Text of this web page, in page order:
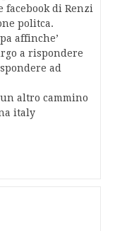
di Renzi
politca.
affinche’
a rispondere
ad
altro cammino
italy